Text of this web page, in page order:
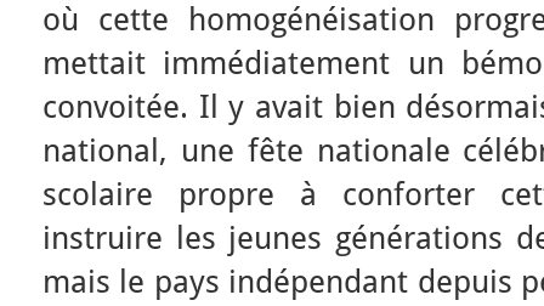
où cette homogénéisation
mettait immédiatement un
convoitée. Il y avait bien
national, une fête nationale
scolaire propre à conforter
instruire les jeunes générations
mais le pays indépendant depuis